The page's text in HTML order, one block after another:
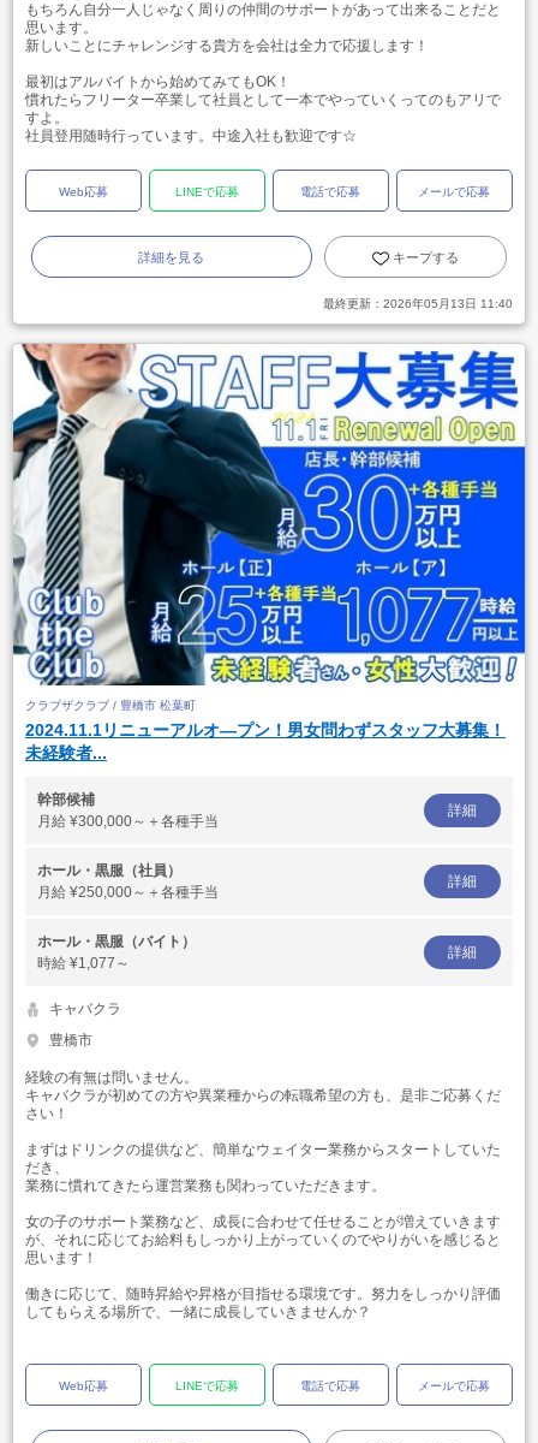
もちろん自分一人じゃなく周りの仲間のサポートがあって出来ることだと
思います。
新しいことにチャレンジする貴方を会社は全力で応援します！
最初はアルバイトから始めてみてもOK！
慣れたらフリーター卒業して社員として一本でやっていくってのもアリで
すよ。
社員登用随時行っています。中途入社も歓迎です☆
Web応募 LINEで応募 電話で応募 メールで応募
詳細を見る キープする
最終更新： 2026年05月13日 11:40
クラブザクラブ / 豊橋市 松葉町
2024.11.1リニューアルオ―プン！男女問わずスタッフ大募集！
未経験者...
幹部候補
月給 ¥300,000～＋各種手当
詳細
ホール・黒服（社員）
月給 ¥250,000～＋各種手当
詳細
ホール・黒服（バイト）
時給 ¥1,077～
詳細
キャバクラ
豊橋市
経験の有無は問いません。
キャバクラが初めての方や異業種からの転職希望の方も、是非ご応募くだ
さい！
まずはドリンクの提供など、簡単なウェイター業務からスタートしていた
だき、
業務に慣れてきたら運営業務も関わっていただきます。
女の子のサポート業務など、成長に合わせて任せることが増えていきます
が、それに応じてお給料もしっかり上がっていくのでやりがいを感じると
思います！
働きに応じて、随時昇給や昇格が目指せる環境です。努力をしっかり評価
してもらえる場所で、一緒に成長していきませんか？
Web応募 LINEで応募 電話で応募 メールで応募